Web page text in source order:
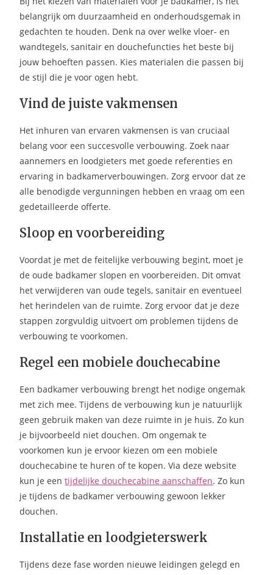
belangrijk om duurzaamheid en onderhoudsgemak in
gedachten te houden. Denk na over welke vloer- en
wandtegels, sanitair en douchefuncties het beste bij
jouw behoeften passen. Kies materialen die passen bij
de stijl die je voor ogen hebt.
Vind de juiste vakmensen
Het inhuren van ervaren vakmensen is van cruciaal
belang voor een succesvolle verbouwing. Zoek naar
aannemers en loodgieters met goede referenties en
ervaring in badkamerverbouwingen. Zorg ervoor dat ze
alle benodigde vergunningen hebben en vraag om een
gedetailleerde offerte.
Sloop en voorbereiding
Voordat je met de feitelijke verbouwing begint, moet je
de oude badkamer slopen en voorbereiden. Dit omvat
het verwijderen van oude tegels, sanitair en eventueel
het herindelen van de ruimte. Zorg ervoor dat je deze
stappen zorgvuldig uitvoert om problemen tijdens de
verbouwing te voorkomen.
Regel een mobiele douchecabine
Een badkamer verbouwing brengt het nodige ongemak
met zich mee. Tijdens de verbouwing kun je natuurlijk
geen gebruik maken van deze ruimte in je huis. Zo kun
je bijvoorbeeld niet douchen. Om ongemak te
voorkomen kun je ervoor kiezen om een mobiele
douchecabine te huren of te kopen. Via deze website
kun je eentijdelijke douchecabine aanschaffen. Zo kun
je tijdens de badkamer verbouwing gewoon lekker
douchen.
Installatie en loodgieterswerk
Tijdens deze fase worden nieuwe leidingen gelegd en